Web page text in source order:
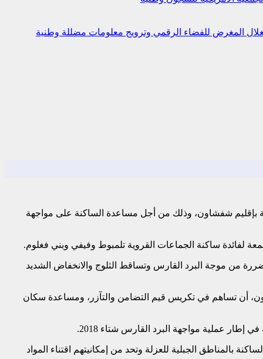
المغرض للفضاء الرقمي وترويج معلومات مضللة وطنية
مساعدات لفائدة 1200 أسرة تنحدر من خمس جماعات قروية بإقليم شفشاون، وذلك من أجل مساعدة الساكنة على مواجهة
لفائدة ساكنة الجماعات القروية تلمبوط وفيفي وبني فغلوم.
من موجة البرد القارس وتساقط الثلوج والانخفاض الشديد
أن تساهم في تكريس قيم التضامن والتآزر، ومساعدة سكان
عملية مواجهة البرد القارس شتاء 2018.
الجبلية للعزلة وتحد من إمكانيتهم اقتناء المواد